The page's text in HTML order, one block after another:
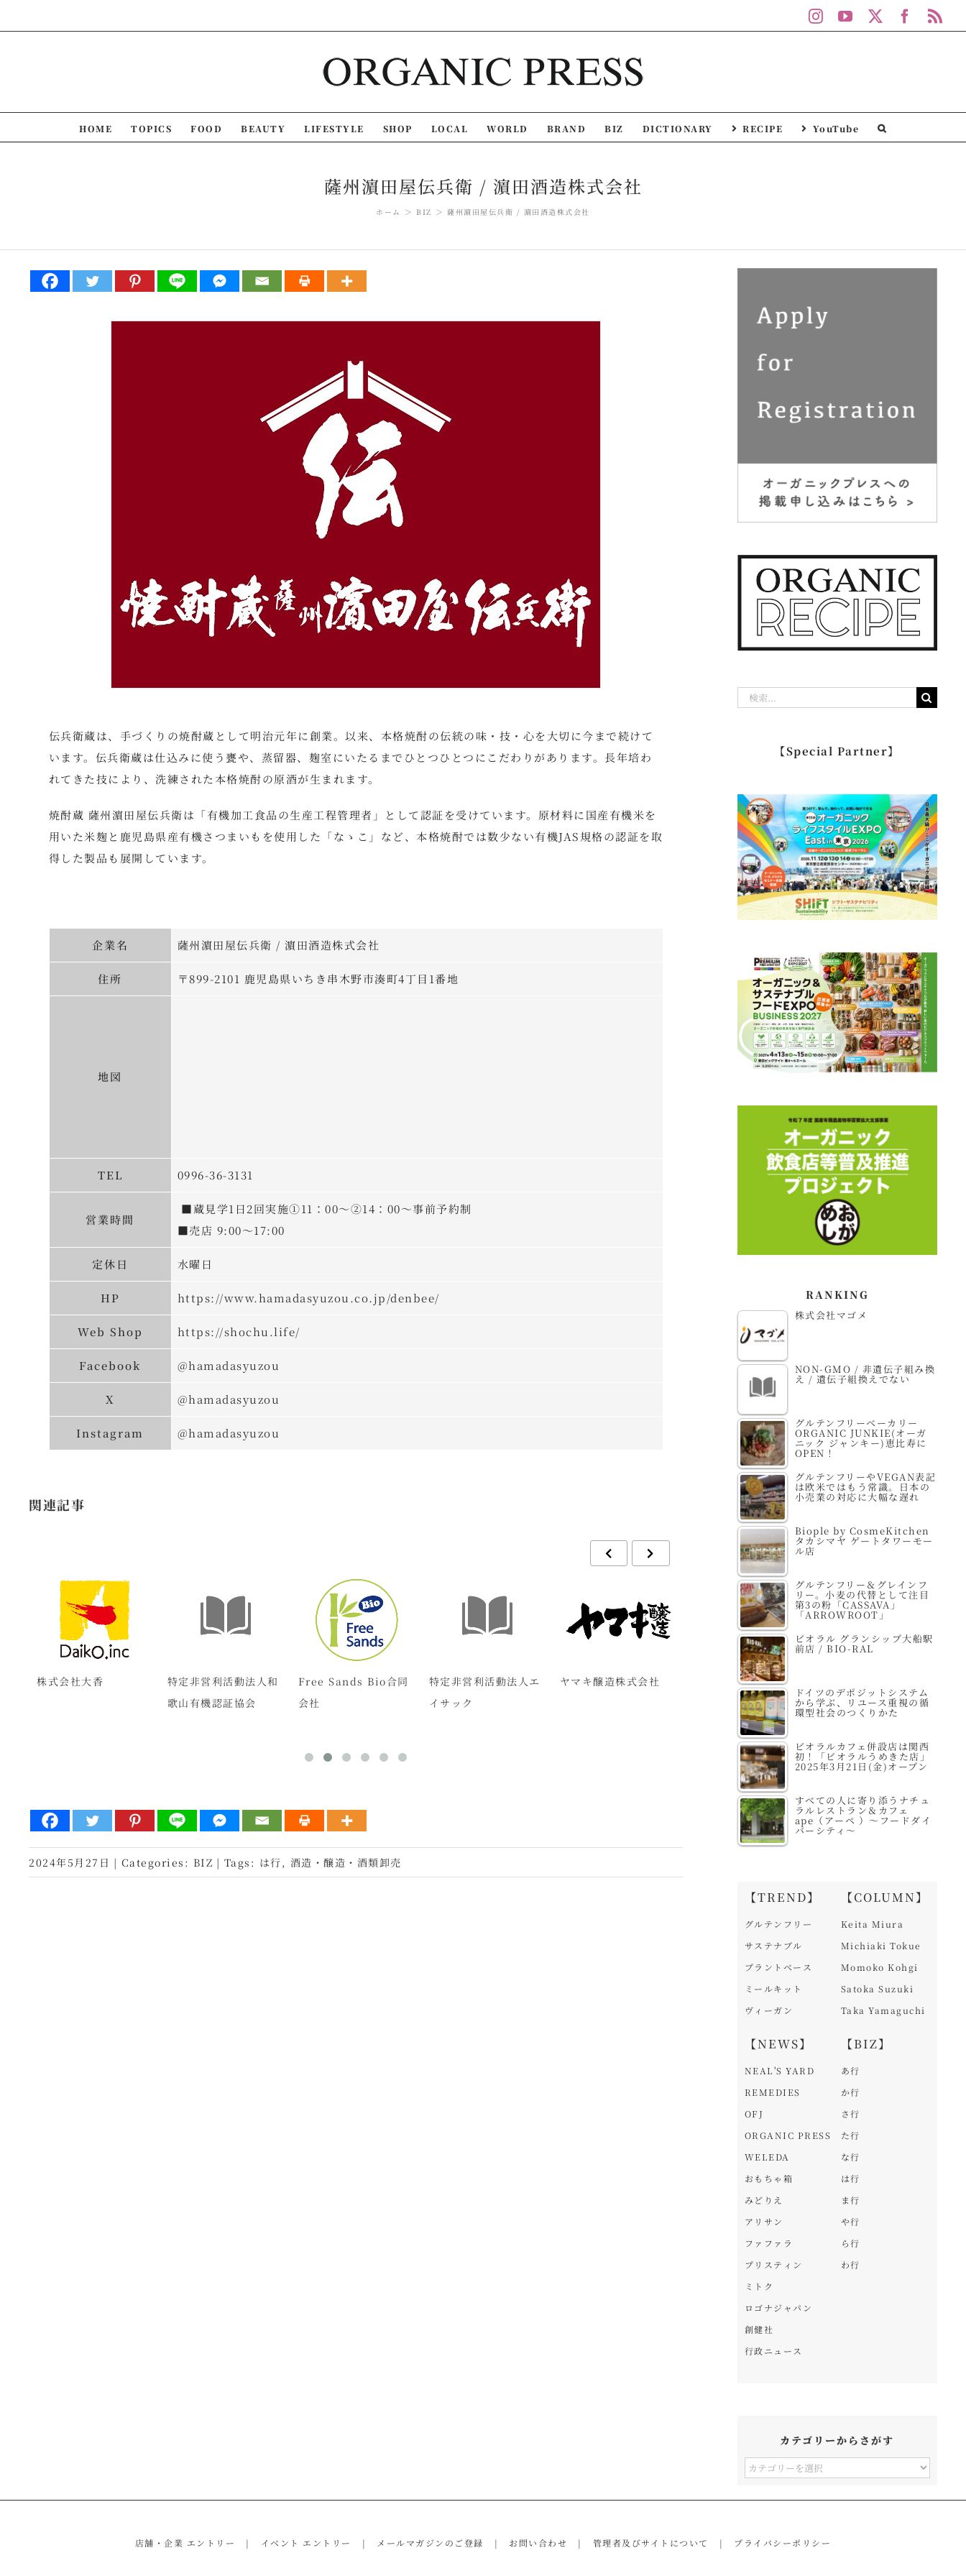
to
InstagramYouTube
HOME TOPICS FOOD BEAUTY LIFESTYLE SHOP LOCAL WORLD BRAND BIZ DICTIONARY RECIPE YouTube
薩州濵田屋伝兵衛 / 濵田酒造株式会社
ホーム BIZ 薩州濵田屋伝兵衛 / 濵田酒造株式会社
伝兵衛蔵は、手づくりの焼酎蔵として明治元年に創業。以来、本格焼酎の伝統の味・技・心を大切に今まで続けて
います。伝兵衛蔵は仕込みに使う甕や、蒸留器、麹室にいたるまでひとつひとつにこだわりがあります。長年培わ
れてきた技により、洗練された本格焼酎の原酒が生まれます。
焼酎蔵 薩州濵田屋伝兵衛は「有機加工食品の生産工程管理者」として認証を受けています。原材料に国産有機米を
用いた米麹と鹿児島県産有機さつまいもを使用した「なゝこ」など、本格焼酎では数少ない有機JAS規格の認証を取
得した製品も展開しています。
企業名 薩州濵田屋伝兵衛 / 濵田酒造株式会社
住所 〒899-2101 鹿児島県いちき串木野市湊町4丁目1番地
地図
TEL 0996-36-3131
営業時間
■蔵見学1日2回実施①11：00～②14：00～事前予約制
■売店 9:00～17:00
定休日 水曜日
HP https://www.hamadasyuzou.co.jp/denbee/
Web Shop https://shochu.life/
Facebook @hamadasyuzou
X @hamadasyuzou
Instagram @hamadasyuzou
関連記事
株式会社大香
特定非営利活動法人和
歌山有機認証協会
Free Sands Bio合同
会社
特定非営利活動法人エ
イサック
ヤマキ醸造株式会社 ハーバリア・ジャパン
2024年5月27日 | Categories: BIZ | Tags: は行, 酒造・醸造・酒類卸売
【Special Partner】
RANKING
株式会社マゴメ
NON-GMO / 非遺伝子組み換
え / 遺伝子組換えでない
グルテンフリーベーカリー
ORGANIC JUNKIE(オーガ
ニック ジャンキー)恵比寿に
OPEN！
グルテンフリーやVEGAN表記
は欧米ではもう常識。日本の
小売業の対応に大幅な遅れ
Biople by CosmeKitchen
タカシマヤ ゲートタワーモー
ル店
グルテンフリー＆グレインフ
リー。小麦の代替として注目
第3の粉「CASSAVA」
「ARROWROOT」
ビオラル グランシップ大船駅
前店 / BIO-RAL
ドイツのデポジットシステム
から学ぶ、リユース重視の循
環型社会のつくりかた
ビオラルカフェ併設店は関西
初！「ビオラルうめきた店」
2025年3月21日(金)オープン
すべての人に寄り添うナチュ
ラルレストラン＆カフェ
ape（アーペ ）～フードダイ
バーシティ～
【TREND】
グルテンフリー
サステナブル
プラントベース
ミールキット
ヴィーガン
【NEWS】
NEAL'S YARD
REMEDIES
OFJ
ORGANIC PRESS
WELEDA
おもちゃ箱
みどりえ
アリサン
ファファラ
プリスティン
ミトク
ロゴナジャパン
創健社
行政ニュース
【COLUMN】
Keita Miura
Michiaki Tokue
Momoko Kohgi
Satoka Suzuki
Taka Yamaguchi
【BIZ】
あ行
か行
さ行
た行
な行
は行
ま行
や行
ら行
わ行
カテゴリーからさがす
カ
ー
店舗・企業 エントリー イベント エントリー メールマガジンのご登録 お問い合わせ 管理者及びサイトについて プライバシーポリシー